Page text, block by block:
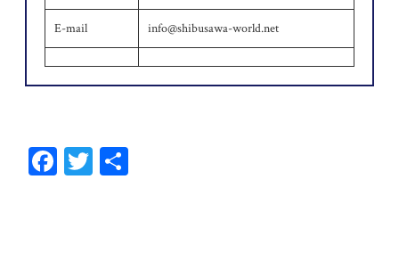
E-mail info@shibusawa-world.net
Fa T